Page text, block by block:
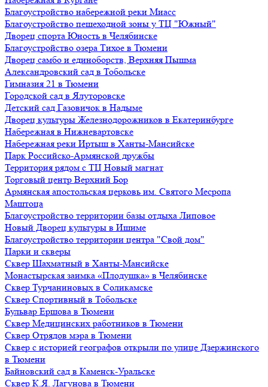
Благоустройство набережной реки Миасс
Благоустройство пешеходной зоны у ТЦ "Южный"
Дворец спорта Юность в Челябинске
Благоустройство озера Тихое в Тюмени
Дворец самбо и единоборств, Верхняя Пышма
Александровский сад в Тобольске
Гимназия 21 в Тюмени
Городской сад в Ялуторовске
Детский сад Газовичок в Надыме
Дворец культуры Железнодорожников в Екатеринбурге
Набережная в Нижневартовске
Набережная реки Иртыш в Ханты-Мансийске
Парк Российско-Армянской дружбы
Территория рядом с ТЦ Новый магнат
Торговый центр Верхний Бор
Армянская апостольская церковь им. Святого Месропа
Маштоца
Благоустройство территории базы отдыха Липовое
Нoвый Двoрeц культуры в Ишимe
Благоустройство территории центра "Свой дом"
Парки и скверы
Сквер Шахматный в Ханты-Мансийске
Монастырская заимка «Плодушка» в Челябинске
Сквер Турчаниновых в Соликамске
Сквер Спортивный в Тобольске
Бульвар Ершова в Тюмени
Сквер Медицинских работников в Тюмени
Сквер Отрядов мэра в Тюмени
Сквер с историей географов открыли по улице Дзержинского
в Тюмени
Байновский сад в Каменск-Уральске
Сквер К.Я. Лагунова в Тюмени